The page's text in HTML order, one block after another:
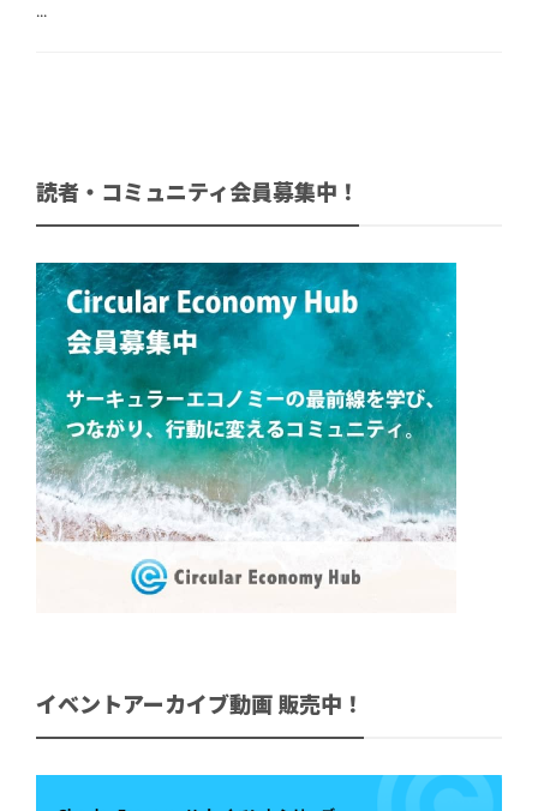
...
読者・コミュニティ会員募集中！
イベントアーカイブ動画 販売中！